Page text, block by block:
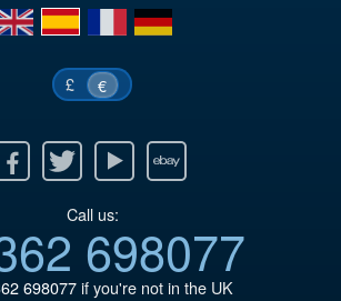
es fr de
£ €
Youtube Ebay
Call us:
698077
698077if you're not in the UK